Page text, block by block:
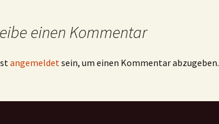
einen Kommentar
angemeldetsein, um einen Kommentar abzugeben.